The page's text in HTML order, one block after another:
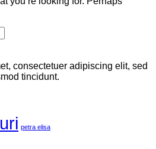
consectetuer adipiscing elit, sed
tincidunt.
petra elisa